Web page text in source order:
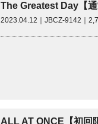
The Greatest Day【通
2023.04.12｜JBCZ-9142｜
ALL AT ONCE【初回